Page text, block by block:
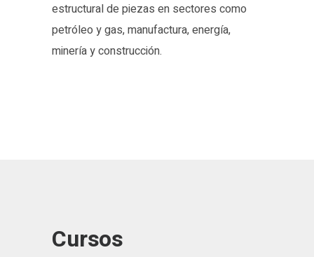
estructural de piezas en sectores como
petróleo y gas, manufactura, energía,
minería y construcción.
Cursos